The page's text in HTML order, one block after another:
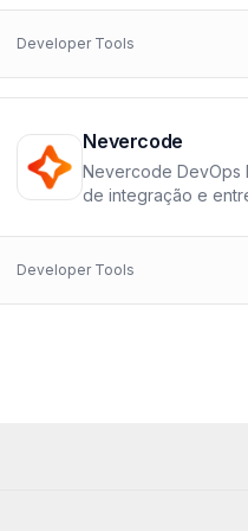
Developer Tools
Nevercode
Nevercode DevOps
de integração e
móveis. Automatize
compilação, teste e
Android, desde o
Developer Tools